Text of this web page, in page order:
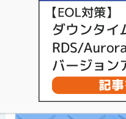
ン・インターフェイス
2026年7月17日